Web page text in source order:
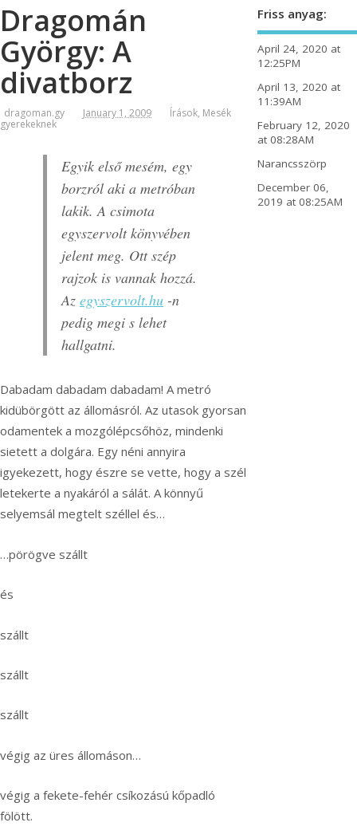
Dragomán
György: A
divatborz
dragoman.gy January 1, 2009 Írások, Mesék
gyerekeknek
Egyik első mesém, egy
borzról aki a metróban
lakik. A csimota
egyszervolt könyvében
jelent meg. Ott szép
rajzok is vannak hozzá.
Az egyszervolt.hu -n
pedig megi s lehet
hallgatni.
Dabadam dabadam dabadam! A metró
kidübörgött az állomásról. Az utasok gyorsan
odamentek a mozgólépcsőhöz, mindenki
sietett a dolgára. Egy néni annyira
igyekezett, hogy észre se vette, hogy a szél
letekerte a nyakáról a sálát. A könnyű
selyemsál megtelt széllel és…
…pörögve szállt
és
szállt
szállt
szállt
végig az üres állomáson…
végig a fekete-fehér csíkozású kőpadló
fölött.
Friss anyag:
April 24, 2020 at
12:25PM
April 13, 2020 at
11:39AM
February 12, 2020
at 08:28AM
Narancsszörp
December 06,
2019 at 08:25AM